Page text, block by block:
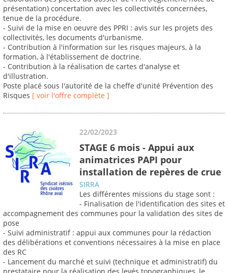
présentation) concertation avec les collectivités concernées,
tenue de la procédure.
- Suivi de la mise en oeuvre des PPRI : avis sur les projets des
collectivités, les documents d'urbanisme.
- Contribution à l'information sur les risques majeurs, à la
formation, à l'établissement de doctrine.
- Contribution à la réalisation de cartes d'analyse et
d'illustration.
Poste placé sous l'autorité de la cheffe d'unité Prévention des
Risques [ voir l'offre complète ]
22/02/2023
STAGE 6 mois - Appui aux
animatrices PAPI pour
installation de repères de crue
SIRRA
Les différentes missions du stage sont :
- Finalisation de l'identification des sites et
accompagnement des communes pour la validation des sites de
pose
- Suivi administratif : appui aux communes pour la rédaction
des délibérations et conventions nécessaires à la mise en place
des RC
- Lancement du marché et suivi (technique et administratif) du